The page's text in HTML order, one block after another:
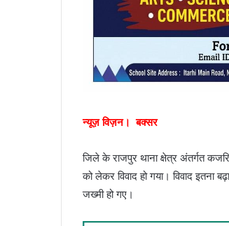
न्यूज़ विज़न। बक्सर
जिले के राजपुर थाना क्षेत्र अंतर्गत
को लेकर विवाद हो गया। विवाद इतना
जख्मी हो गए।